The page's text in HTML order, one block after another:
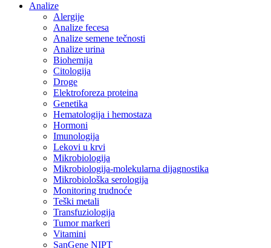
Analize
Alergije
Analize fecesa
Analize semene tečnosti
Analize urina
Biohemija
Citologija
Droge
Elektroforeza proteina
Genetika
Hematologija i hemostaza
Hormoni
Imunologija
Lekovi u krvi
Mikrobiologija
Mikrobiologija-molekularna dijagnostika
Mikrobiološka serologija
Monitoring trudnoće
Teški metali
Transfuziologija
Tumor markeri
Vitamini
SanGene NIPT